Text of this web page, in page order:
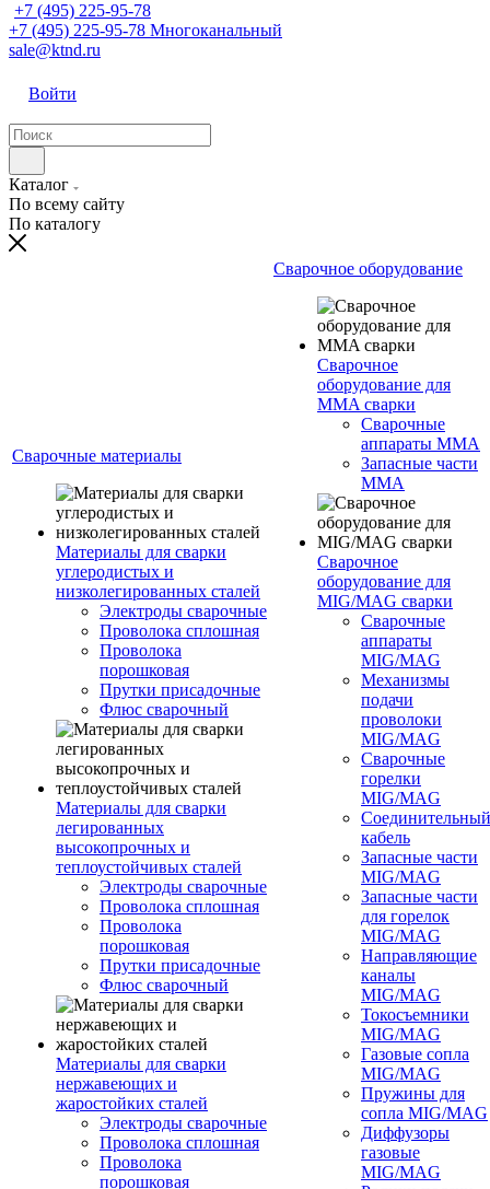
+7 (495) 225-95-78
+7 (495) 225-95-78 Многоканальный
sale@ktnd.ru
Войти
Каталог
По всему сайту
По каталогу
Сварочные материалы
Материалы для сварки
углеродистых и
низколегированных сталей
Электроды сварочные
Проволока сплошная
Проволока
порошковая
Прутки присадочные
Флюс сварочный
Материалы для сварки
легированных
высокопрочных и
теплоустойчивых сталей
Электроды сварочные
Проволока сплошная
Проволока
порошковая
Прутки присадочные
Флюс сварочный
Материалы для сварки
нержавеющих и
жаростойких сталей
Электроды сварочные
Проволока сплошная
Проволока
порошковая
Сварочное оборудование
Сварочное
оборудование для
MMA сварки
Сварочные
аппараты MMA
Запасные части
MMA
Сварочное
оборудование для
MIG/MAG сварки
Сварочные
аппараты
MIG/MAG
Механизмы
подачи
проволоки
MIG/MAG
Сварочные
горелки
MIG/MAG
Соединительный
кабель
Запасные части
MIG/MAG
Запасные части
для горелок
MIG/MAG
Направляющие
каналы
MIG/MAG
Токосъемники
MIG/MAG
Газовые сопла
MIG/MAG
Пружины для
сопла MIG/MAG
Диффузоры
газовые
MIG/MAG